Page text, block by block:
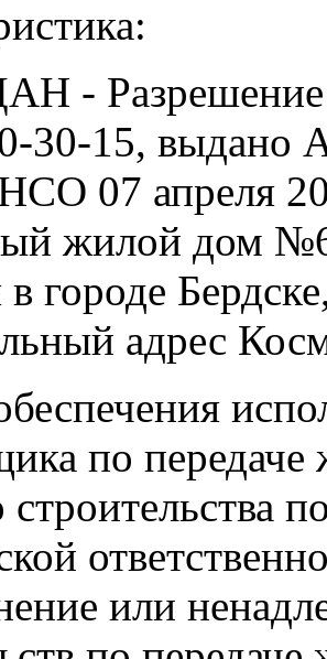
- Разрешение
30-15, выдано
07 апреля
жилой дом
в городе
адрес
по
строительства
или